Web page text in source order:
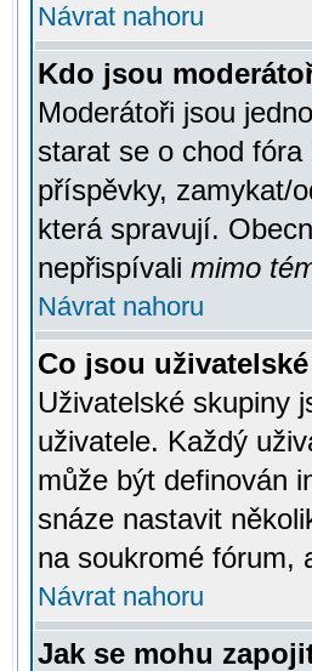
Návrat nahoru
Kdo jsou
Moderátoři jsou
starat se o chod
příspěvky, zamykat/
která spravují.
nepřispívali mimo
Návrat nahoru
Co jsou
Uživatelské skupiny
uživatele. Každý
může být definován
snáze nastavit
na soukromé fórum,
Návrat nahoru
Jak se mohu